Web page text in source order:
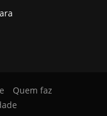
Quem faz